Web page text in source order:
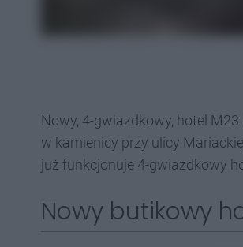
Nowy, 4-gwiazdkowy, hotel
w kamienicy przy ulicy
już funkcjonuje 4-gwiazdkowy
Nowy butikowy